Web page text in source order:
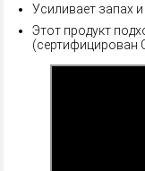
Усиливает запах и
Этот продукт
(сертифицирован